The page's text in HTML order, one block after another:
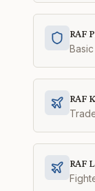
RAF
RAF
RAF